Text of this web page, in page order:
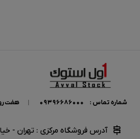
شماره تماس : 09396686000
| هفت روز هفته، ۲۴
آدرس فروشگاه مرکزی : تهران -